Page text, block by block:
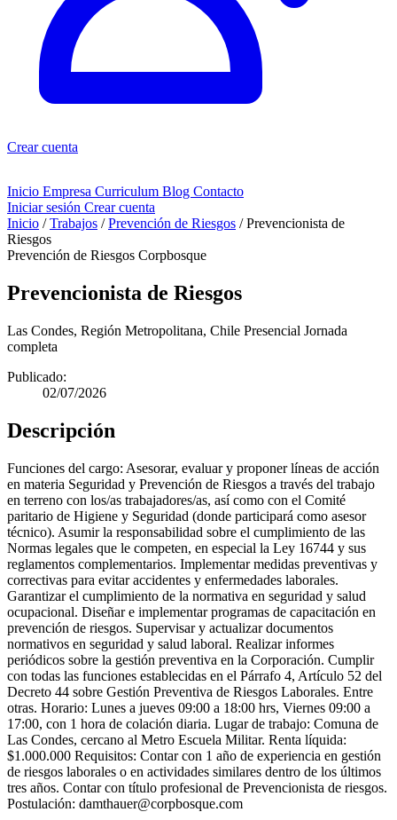
Crear cuenta
Inicio Empresa Curriculum Blog Contacto
Iniciar sesión Crear cuenta
Inicio / Trabajos / Prevención de Riesgos / Prevencionista de
Riesgos
Prevención de Riesgos Corpbosque
Prevencionista de Riesgos
Las Condes, Región Metropolitana, Chile Presencial Jornada
completa
Publicado:
02/07/2026
Descripción
Funciones del cargo: Asesorar, evaluar y proponer líneas de acción
en materia Seguridad y Prevención de Riesgos a través del trabajo
en terreno con los/as trabajadores/as, así como con el Comité
paritario de Higiene y Seguridad (donde participará como asesor
técnico). Asumir la responsabilidad sobre el cumplimiento de las
Normas legales que le competen, en especial la Ley 16744 y sus
reglamentos complementarios. Implementar medidas preventivas y
correctivas para evitar accidentes y enfermedades laborales.
Garantizar el cumplimiento de la normativa en seguridad y salud
ocupacional. Diseñar e implementar programas de capacitación en
prevención de riesgos. Supervisar y actualizar documentos
normativos en seguridad y salud laboral. Realizar informes
periódicos sobre la gestión preventiva en la Corporación. Cumplir
con todas las funciones establecidas en el Párrafo 4, Artículo 52 del
Decreto 44 sobre Gestión Preventiva de Riesgos Laborales. Entre
otras. Horario: Lunes a jueves 09:00 a 18:00 hrs, Viernes 09:00 a
17:00, con 1 hora de colación diaria. Lugar de trabajo: Comuna de
Las Condes, cercano al Metro Escuela Militar. Renta líquida:
$1.000.000 Requisitos: Contar con 1 año de experiencia en gestión
de riesgos laborales o en actividades similares dentro de los últimos
tres años. Contar con título profesional de Prevencionista de riesgos.
Postulación: damthauer@corpbosque.com